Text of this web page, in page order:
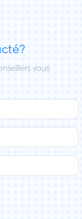
vous